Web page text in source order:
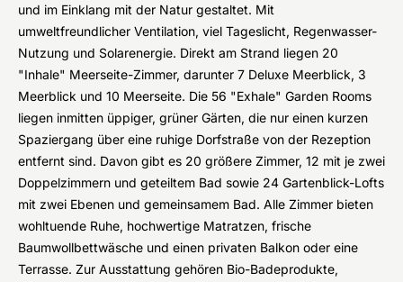
und im Einklang mit der Natur gestaltet. Mit
umweltfreundlicher Ventilation, viel Tageslicht, Regenwasser-
Nutzung und Solarenergie. Direkt am Strand liegen 20
"Inhale" Meerseite-Zimmer, darunter 7 Deluxe Meerblick, 3
Meerblick und 10 Meerseite. Die 56 "Exhale" Garden Rooms
liegen inmitten üppiger, grüner Gärten, die nur einen kurzen
Spaziergang über eine ruhige Dorfstraße von der Rezeption
entfernt sind. Davon gibt es 20 größere Zimmer, 12 mit je zwei
Doppelzimmern und geteiltem Bad sowie 24 Gartenblick-Lofts
mit zwei Ebenen und gemeinsamem Bad. Alle Zimmer bieten
wohltuende Ruhe, hochwertige Matratzen, frische
Baumwollbettwäsche und einen privaten Balkon oder eine
Terrasse. Zur Ausstattung gehören Bio-Badeprodukte,